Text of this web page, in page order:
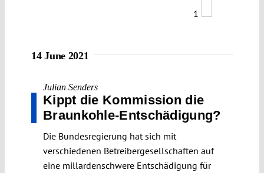
1
14 June 2021
Julian Senders
Kippt die Kommission die
Braunkohle-Entschädigung?
Die Bundesregierung hat sich mit
verschiedenen Betreibergesellschaften auf
eine millardenschwere Entschädigung für